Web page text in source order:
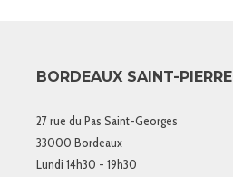
BORDEAUX SAINT-PIERRE
27 rue du Pas Saint-Georges
33000 Bordeaux
Lundi 14h30 - 19h30